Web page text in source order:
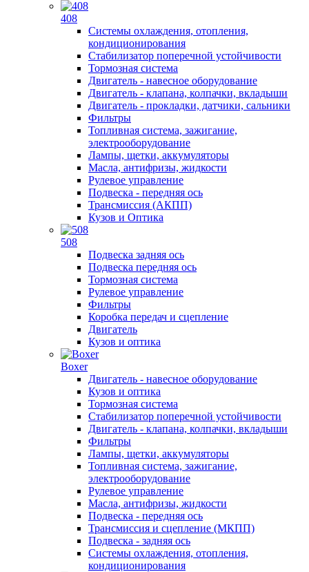
408
Системы охлаждения, отопления,
кондиционирования
Стабилизатор поперечной устойчивости
Тормозная система
Двигатель - навесное оборудование
Двигатель - клапана, колпачки, вкладыши
Двигатель - прокладки, датчики, сальники
Фильтры
Топливная система, зажигание,
электрооборудование
Лампы, щетки, аккумуляторы
Масла, антифризы, жидкости
Рулевое управление
Подвеска - передняя ось
Трансмиссия (АКПП)
Кузов и Оптика
508
Подвеска задняя ось
Подвеска передняя ось
Тормозная система
Рулевое управление
Фильтры
Коробка передач и сцепление
Двигатель
Кузов и оптика
Boxer
Двигатель - навесное оборудование
Кузов и оптика
Тормозная система
Стабилизатор поперечной устойчивости
Двигатель - клапана, колпачки, вкладыши
Фильтры
Лампы, щетки, аккумуляторы
Топливная система, зажигание,
электрооборудование
Рулевое управление
Масла, антифризы, жидкости
Подвеска - передняя ось
Трансмиссия и сцепление (МКПП)
Подвеска - задняя ось
Системы охлаждения, отопления,
кондиционирования